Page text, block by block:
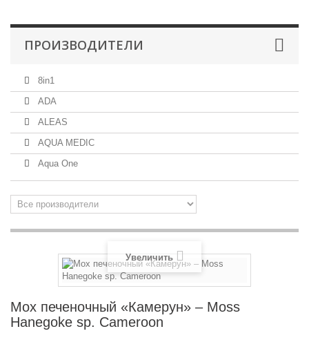
ПРОИЗВОДИТЕЛИ
8in1
ADA
ALEAS
AQUA MEDIC
Aqua One
Увеличить
Мох печеночный «Камерун» – Moss
Hanegoke sp. Cameroon